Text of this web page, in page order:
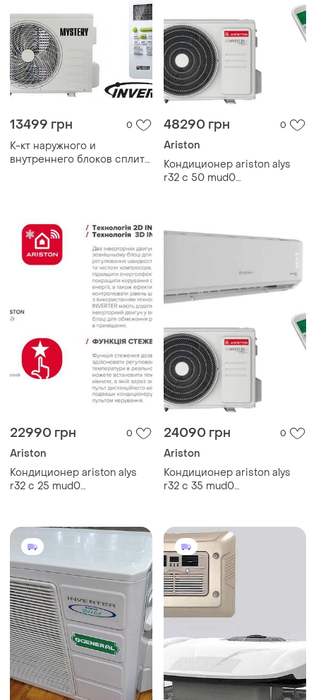
13499 грн 0
К-кт наружного и
внутреннего блоков сплит-
48290 грн 0
Ariston
Кондиционер ariston alys
r32 c 50 mud0
22990 грн 0
Ariston
Кондиционер ariston alys
r32 c 25 mud0
24090 грн 0
Ariston
Кондиционер ariston alys
r32 c 35 mud0